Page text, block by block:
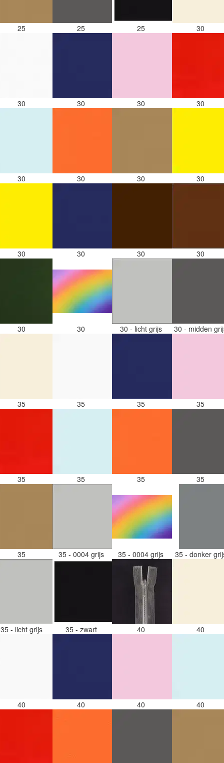
25 25 25 30
30 30 30 30
30 30 30 30
30 30 30 30
30 30 30 - licht grijs 30 - midden
35 35 35 35
35 35 35 35
35 35 - 0004 grijs 35 - 0004 grijs 35 - donker
35 - licht grijs 35 - zwart 40 40
40 40 40 40